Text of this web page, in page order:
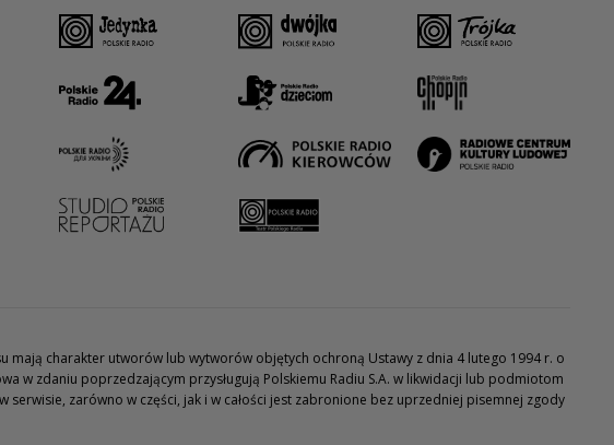
mają charakter utworów lub wytworów objętych ochroną Ustawy z dnia 4 lutego 1994 r. o
w zdaniu poprzedzającym przysługują Polskiemu Radiu S.A. w likwidacji lub podmiotom
zarówno w części, jak i w całości jest zabronione bez uprzedniej pisemnej zgody